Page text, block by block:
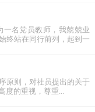
一名党员教师，我兢兢业
终站在同行前列，起到一
原则，对社员提出的关于
度的重视，尊重...